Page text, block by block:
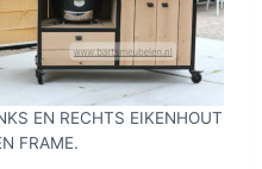
EN RECHTS EIKENHOUT
FRAME.